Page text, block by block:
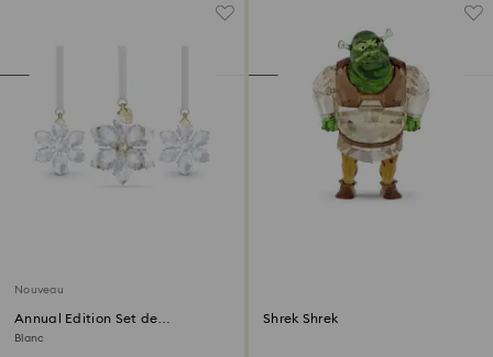
Nouveau
Annual Edition Set de
Décorations 3D 2026
Blanc
Shrek Shrek